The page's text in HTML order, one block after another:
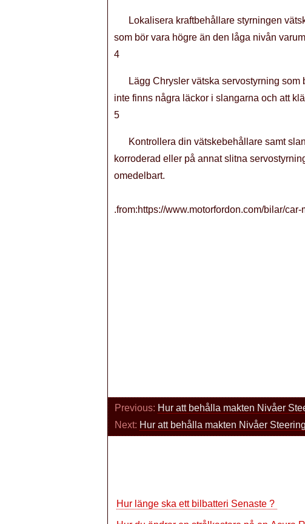
Lokalisera kraftbehållare styrningen
som bör vara högre än den låga nivån
4
Lägg Chrysler vätska servostyrning
inte finns några läckor i slangarna och att
5
Kontrollera din vätskebehållare samt
korroderad eller på annat slitna
omedelbart.
.from:https://www.motorfordon.com/bilar/
Previous: Hur att behålla makten Nivåer
Next: Hur att behålla makten Nivåer
Hur länge ska ett bilbatteri Senaste ?